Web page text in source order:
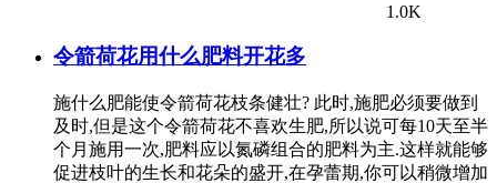
1.0K
令箭荷花用什么肥料开花多
施什么肥能使令箭荷花枝条健壮? 此时,施肥必须要做到
及时,但是这个令箭荷花不喜欢生肥,所以说可每10天至半
个月施用一次,肥料应以氮磷组合的肥料为主.这样就能够
促进枝叶的生长和花朵的盛开,在孕蕾期,你可以稍微增加